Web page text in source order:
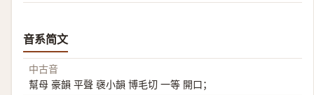
音系简文
中古音
幫母 豪韻 平聲 襃小韻 博毛切 一等 開口；